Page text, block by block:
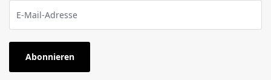
Abonnieren